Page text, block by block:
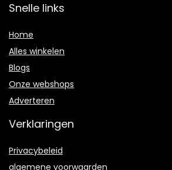
Snelle links
Home
Alles winkelen
Blogs
Onze webshops
Adverteren
Verklaringen
Privacybeleid
algemene voorwaarden